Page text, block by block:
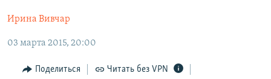
главной
навигации
Вернутся
поиску
11 ЛЕТ ОККУПАЦИИ КРЫМА. 11 ИСТОРИЙ СОПРОТИВЛЕНИЯ
ЕЩЕ
ИНТЕРАКТИВ
ИНФОГРАФИКА
РАДІО СВОБОДА
КАК ОБОЙТИ БЛОКИРОВКУ
Ирина Вивчар
03 марта 2015, 20:00
Поделиться Читать без VPN